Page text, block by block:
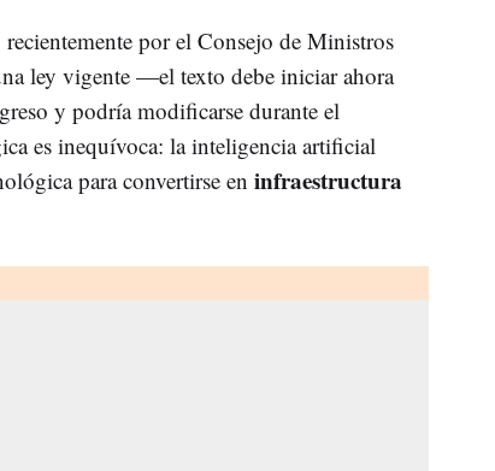
por el Consejo de Ministros
ley vigente —el texto debe iniciar ahora
y podría modificarse durante el
es inequívoca: la inteligencia artificial
para convertirse en infraestructura